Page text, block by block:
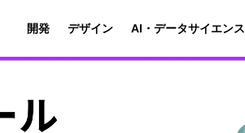
開発 デザイン AI・データサイエンス